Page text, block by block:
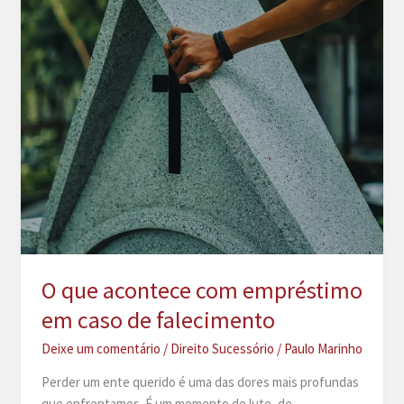
O que acontece com empréstimo
em caso de falecimento
Deixe um comentário / Direito Sucessório / Paulo Marinho
Perder um ente querido é uma das dores mais profundas